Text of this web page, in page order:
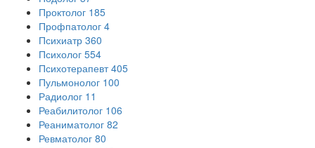
Проктолог 185
Профпатолог 4
Психиатр 360
Психолог 554
Психотерапевт 405
Пульмонолог 100
Радиолог 11
Реабилитолог 106
Реаниматолог 82
Ревматолог 80